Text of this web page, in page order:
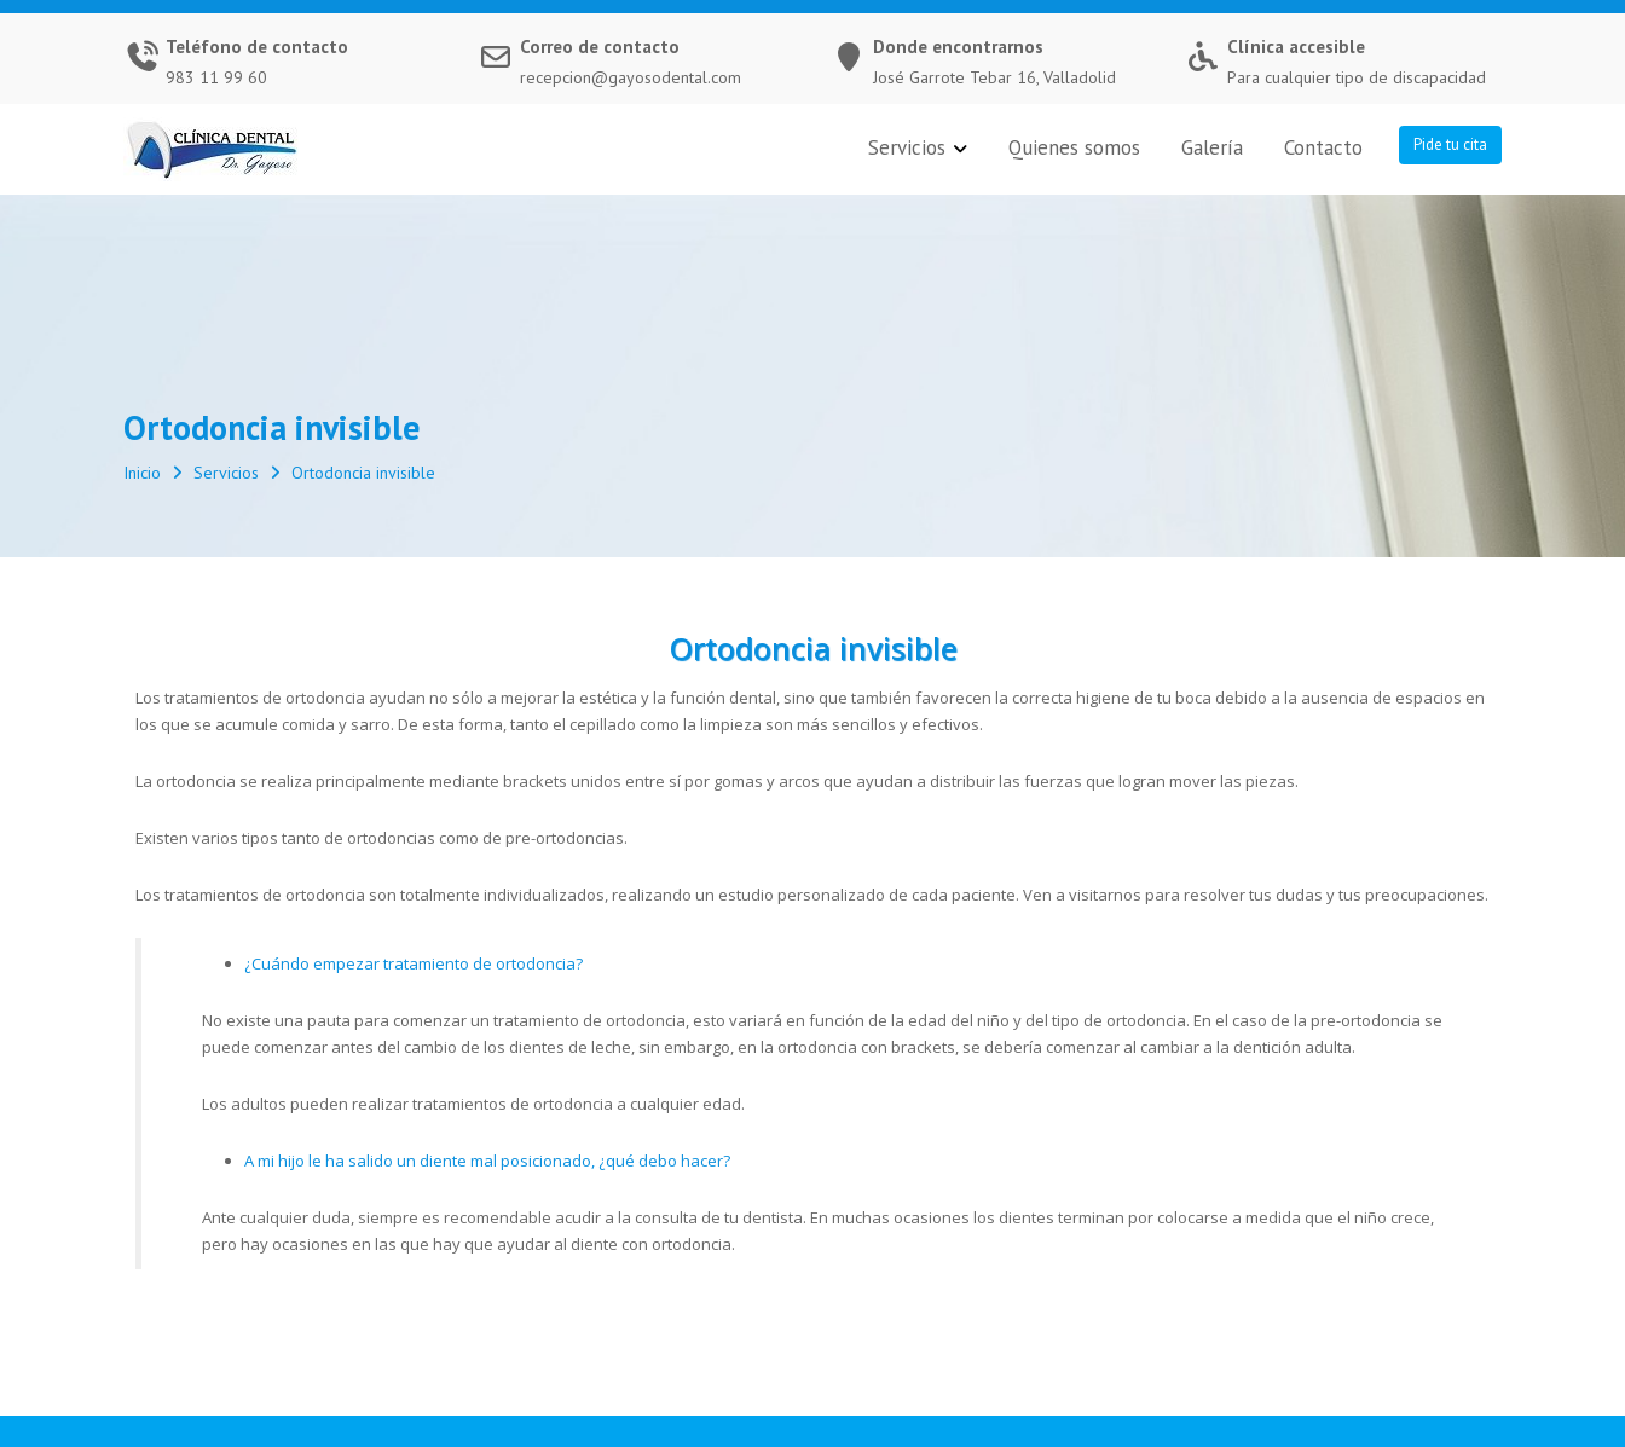
Saltar
Teléfono de contacto
983 11 99 60
Correo de contacto
recepcion@gayosodental.com
Donde encontrarnos
José Garrote Tebar 16, Valladolid
Clínica accesible
Para cualquier tipo de discapacidad
Pide tu cita
Servicios Quienes somos Galería Contacto
Ortodoncia invisible
Inicio Servicios Ortodoncia invisible
Ortodoncia invisible
Los tratamientos de ortodoncia ayudan no sólo a mejorar la estética y la función dental, sino que también favorecen la correcta higiene de tu boca debido a la ausencia de espacios en
los que se acumule comida y sarro. De esta forma, tanto el cepillado como la limpieza son más sencillos y efectivos.
La ortodoncia se realiza principalmente mediante brackets unidos entre sí por gomas y arcos que ayudan a distribuir las fuerzas que logran mover las piezas.
Existen varios tipos tanto de ortodoncias como de pre-ortodoncias.
Los tratamientos de ortodoncia son totalmente individualizados, realizando un estudio personalizado de cada paciente. Ven a visitarnos para resolver tus dudas y tus preocupaciones.
¿Cuándo empezar tratamiento de ortodoncia?
No existe una pauta para comenzar un tratamiento de ortodoncia, esto variará en función de la edad del niño y del tipo de ortodoncia. En el caso de la pre-ortodoncia se
puede comenzar antes del cambio de los dientes de leche, sin embargo, en la ortodoncia con brackets, se debería comenzar al cambiar a la dentición adulta.
Los adultos pueden realizar tratamientos de ortodoncia a cualquier edad.
A mi hijo le ha salido un diente mal posicionado, ¿qué debo hacer?
Ante cualquier duda, siempre es recomendable acudir a la consulta de tu dentista. En muchas ocasiones los dientes terminan por colocarse a medida que el niño crece,
pero hay ocasiones en las que hay que ayudar al diente con ortodoncia.